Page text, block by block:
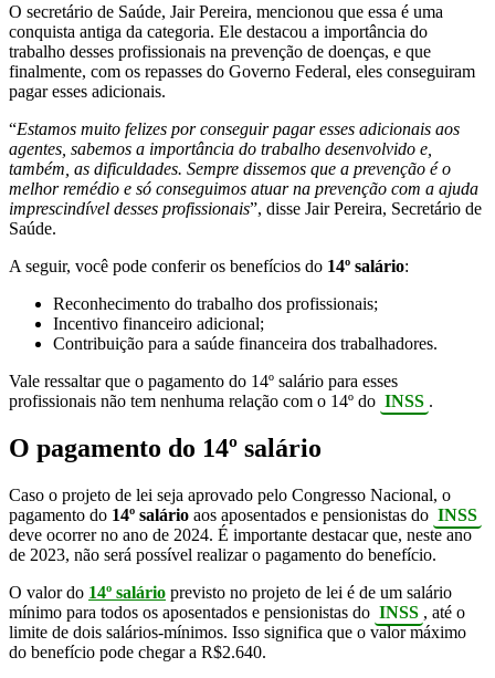
O secretário de Saúde, Jair Pereira, mencionou que essa é uma
conquista antiga da categoria. Ele destacou a importância do
trabalho desses profissionais na prevenção de doenças, e que
finalmente, com os repasses do Governo Federal, eles conseguiram
pagar esses adicionais.
“Estamos muito felizes por conseguir pagar esses adicionais aos
agentes, sabemos a importância do trabalho desenvolvido e,
também, as dificuldades. Sempre dissemos que a prevenção é o
melhor remédio e só conseguimos atuar na prevenção com a ajuda
imprescindível desses profissionais”, disse Jair Pereira, Secretário de
Saúde.
A seguir, você pode conferir os benefícios do 14º salário:
Reconhecimento do trabalho dos profissionais;
Incentivo financeiro adicional;
Contribuição para a saúde financeira dos trabalhadores.
Vale ressaltar que o pagamento do 14º salário para esses
profissionais não tem nenhuma relação com o 14º do INSS .
O pagamento do 14º salário
Caso o projeto de lei seja aprovado pelo Congresso Nacional, o
pagamento do 14º salário aos aposentados e pensionistas do INSS
deve ocorrer no ano de 2024. É importante destacar que, neste ano
de 2023, não será possível realizar o pagamento do benefício.
O valor do 14º salário previsto no projeto de lei é de um salário
mínimo para todos os aposentados e pensionistas do INSS , até o
limite de dois salários-mínimos. Isso significa que o valor máximo
do benefício pode chegar a R$2.640.